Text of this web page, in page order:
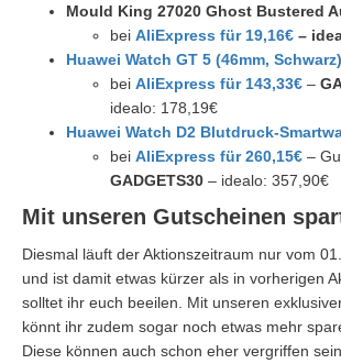
Mould King 27020 Ghost Bustered
bei AliExpress für 19,16€ –
Huawei Watch GT 5 (46mm, Schwarz)
bei AliExpress für 143,33€ –
idealo: 178,19€
Huawei Watch D2 Blutdruck-
bei AliExpress für 260,15€ –
GADGETS30 – idealo: 357,90€
Mit unseren Gutscheinen
Diesmal läuft der Aktionszeitraum nur vom
und ist damit etwas kürzer als in vorherigen
solltet ihr euch beeilen. Mit unseren
könnt ihr zudem sogar noch etwas mehr
Diese können auch schon eher vergriffen